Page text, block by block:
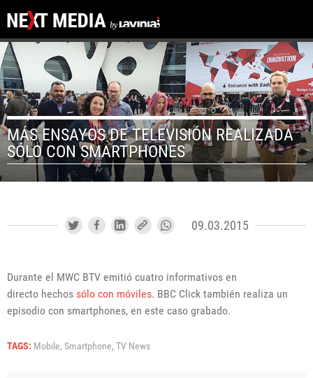
MÁS ENSAYOS DE TELEVISIÓN REALIZADA
SÓLO CON SMARTPHONES
09.03.2015
Durante el MWC BTV emitió cuatro informativos en
directo hechos sólo con móviles. BBC Click también realiza un
episodio con smartphones, en este caso grabado.
TAGS: Mobile, Smartphone, TV News